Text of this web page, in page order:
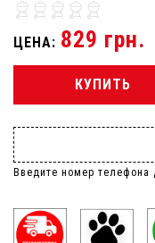
ЦЕНА: 829 грн.
КУПИТЬ
Введите номер телефона